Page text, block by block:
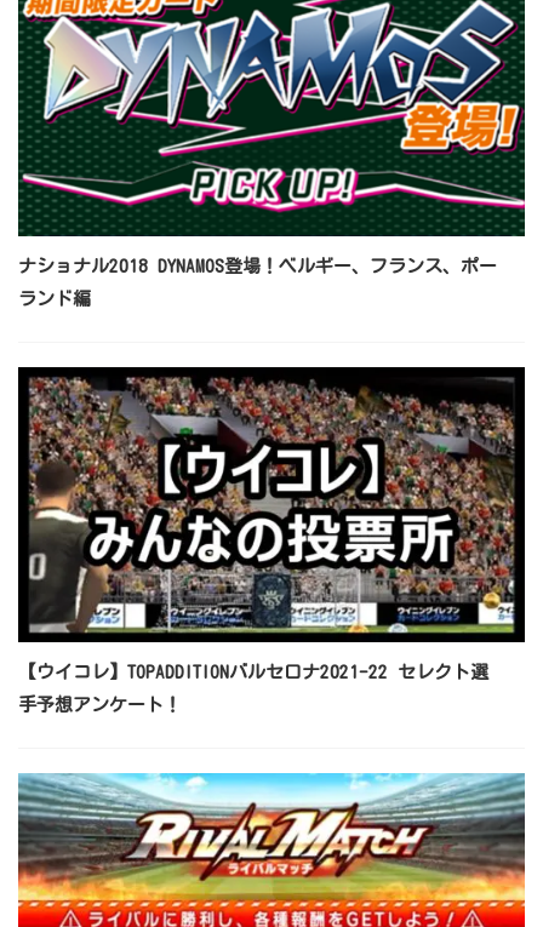
ナショナル2018 DYNAMOS登場！ベルギー、フランス、ポー
ランド編
【ウイコレ】TOPADDITIONバルセロナ2021-22 セレクト選
手予想アンケート！